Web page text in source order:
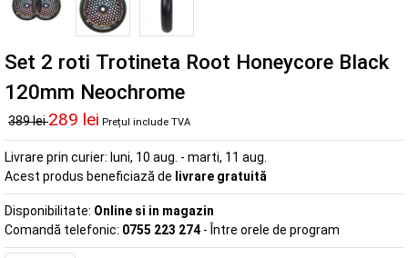
Set 2 roti Trotineta Root Honeycore Black
120mm Neochrome
389 lei289 lei Prețul include TVA
Livrare prin curier: luni, 10 aug. - marti, 11 aug.
Acest produs beneficiază de livrare gratuită
Disponibilitate: Online si in magazin
Comandă telefonic: 0755 223 274 - Între orele de program